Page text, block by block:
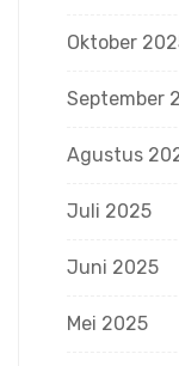
Oktober
September
Agustus
Juli 2025
Juni 2025
Mei 2025